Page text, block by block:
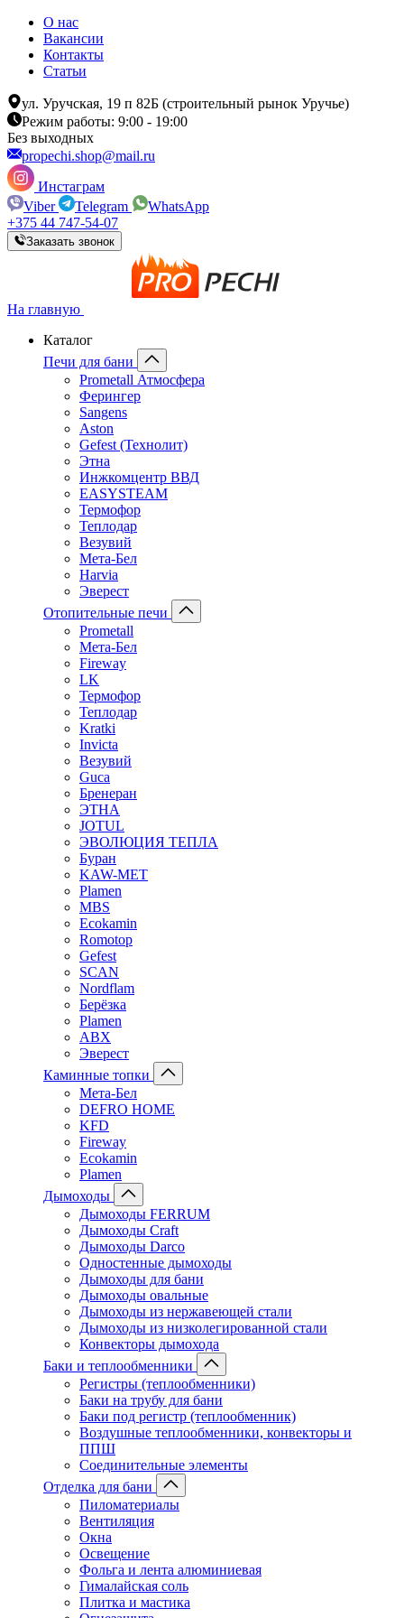
О нас
Вакансии
Контакты
Статьи
ул. Уручская, 19 п 82Б (строительный рынок Уручье)
Режим работы: 9:00 - 19:00
Без выходных
propechi.shop@mail.ru
Инстаграм
Viber
Telegram
WhatsApp
+375 44 747-54-07
Заказать звонок
На главную
Каталог
Печи для бани
Prometall Атмосфера
Ферингер
Sangens
Aston
Gefest (Технолит)
Этна
Инжкомцентр ВВД
EASYSTEAM
Термофор
Теплодар
Везувий
Мета-Бел
Harvia
Эверест
Отопительные печи
Prometall
Мета-Бел
Fireway
LK
Термофор
Теплодар
Kratki
Invicta
Везувий
Guca
Бренеран
ЭТНА
JOTUL
ЭВОЛЮЦИЯ ТЕПЛА
Буран
KAW-MET
Plamen
MBS
Ecokamin
Romotop
Gefest
SCAN
Nordflam
Берёзка
Plamen
ABX
Эверест
Каминные топки
Мета-Бел
DEFRO HOME
KFD
Fireway
Ecokamin
Plamen
Дымоходы
Дымоходы FERRUM
Дымоходы Craft
Дымоходы Darco
Одностенные дымоходы
Дымоходы для бани
Дымоходы овальные
Дымоходы из нержавеющей стали
Дымоходы из низколегированной стали
Конвекторы дымохода
Баки и теплообменники
Регистры (теплообменники)
Баки на трубу для бани
Баки под регистр (теплообменник)
Воздушные теплообменники, конвекторы и
ППШ
Соединительные элементы
Отделка для бани
Пиломатериалы
Вентиляция
Окна
Освещение
Фольга и лента алюминиевая
Гималайская соль
Плитка и мастика